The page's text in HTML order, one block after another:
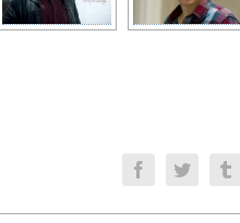
FacebookTwitter